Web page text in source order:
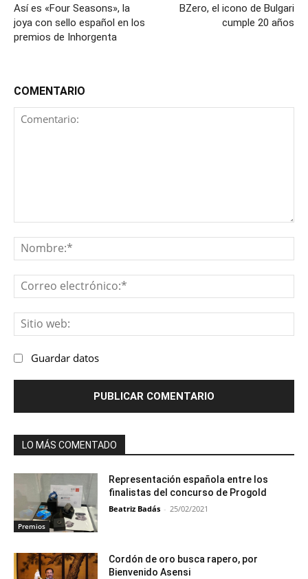
Así es «Four Seasons», la
joya con sello español en los
premios de Inhorgenta
BZero, el icono de Bulgari
cumple 20 años
COMENTARIO
Guardar datos
LO MÁS COMENTADO
Premios
Representación española entre los
finalistas del concurso de Progold
Beatriz Badás - 25/02/2021
Cordón de oro busca rapero, por
Bienvenido Asensi